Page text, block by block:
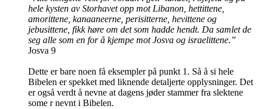
hele kysten av Storhavet opp mot Libanon, hettittene,
amorittene, kanaaneerne, perisitterne, hevittene og
jebusittene, fikk høre om det som hadde hendt. Da samlet de
seg alle som en for å kjempe mot Josva og israelittene.”
Josva 9
Dette er bare noen få eksempler på punkt 1. Så å si hele
Bibelen er spekket med liknende detaljerte opplysninger. Det
er også verdt å nevne at dagens jøder stammer fra slektene
some r nevnt i Bibelen.